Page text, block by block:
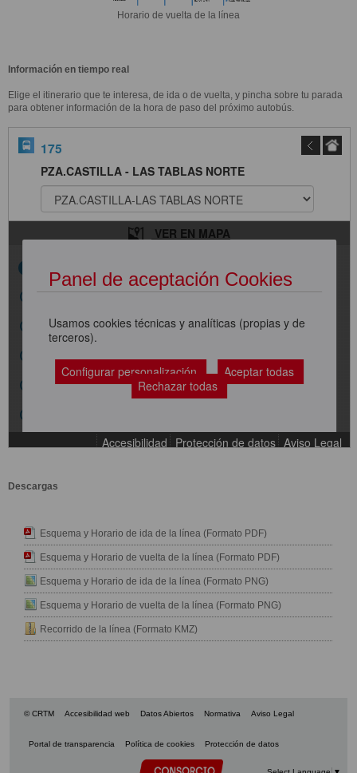
Horario de vuelta de la línea
Información en tiempo real
Elige el itinerario que te interesa, de ida o de vuelta, y pincha sobre tu parada
para obtener información de la hora de paso del próximo autobús.
Descargas
Esquema y Horario de ida de la línea (Formato PDF)
Esquema y Horario de vuelta de la línea (Formato PDF)
Esquema y Horario de ida de la línea (Formato PNG)
Esquema y Horario de vuelta de la línea (Formato PNG)
Recorrido de la línea (Formato KMZ)
© CRTM Accesibilidad web Datos Abiertos Normativa Aviso Legal
Portal de transparencia Política de cookies Protección de datos